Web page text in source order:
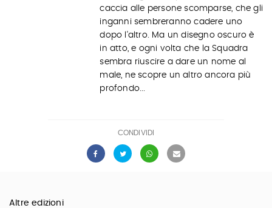
caccia alle persone scomparse, che gli
inganni sembreranno cadere uno
dopo l'altro. Ma un disegno oscuro è
in atto, e ogni volta che la Squadra
sembra riuscire a dare un nome al
male, ne scopre un altro ancora più
profondo...
CONDIVIDI
Altre edizioni